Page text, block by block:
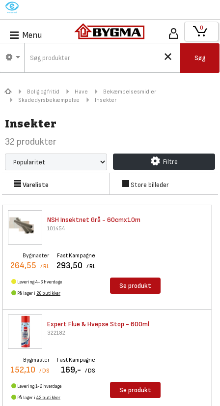
M
Menu
Søg
0
Bolig og fritid Have
Bekæmpelsesmidler
Skadedyrsbekæmpelse
Insekter
Insekter
32 produkter
Filtre
Vareliste Store billeder
NSH Insektnet Grå - 60cmx10m
101454
Bygmaster
264,55 / RL
Fast Kampagne
293,50 / RL
Levering 4-6 hverdage
På lager i 26 butikker
Se produkt
Expert Flue & Hvepse Stop - 600ml
322182
Bygmaster
152,10 / DS
Fast Kampagne
169,- / DS
Levering 1-2 hverdage
På lager i 42 butikker
Se produkt